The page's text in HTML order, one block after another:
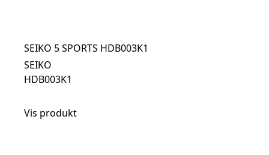
SEIKO 5 SPORTS HDB003K1
SEIKO
HDB003K1
Vis produkt